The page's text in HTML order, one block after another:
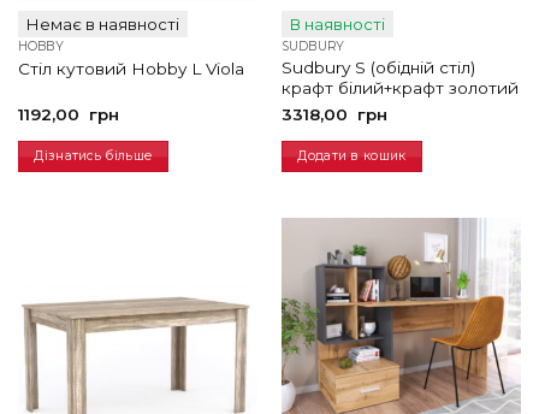
Немає в наявності
HOBBY
Стіл кутовий Hobby L Viola
1192,00 грн
Дізнатись більше
В наявності
SUDBURY
Sudbury S (обідній стіл)
крафт білий+крафт золотий
3318,00
грн
Додати в кошик